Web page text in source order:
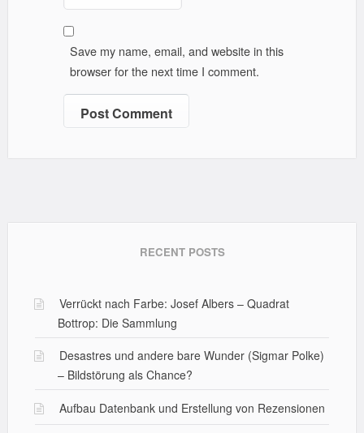
Save my name, email, and website in this
browser for the next time I comment.
RECENT POSTS
Verrückt nach Farbe: Josef Albers – Quadrat
Bottrop: Die Sammlung
Desastres und andere bare Wunder (Sigmar Polke)
– Bildstörung als Chance?
Aufbau Datenbank und Erstellung von Rezensionen